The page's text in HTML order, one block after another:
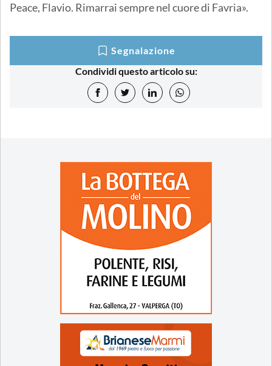
Peace, Flavio. Rimarrai sempre nel cuore di Favria».
Segnalazione
Condividi questo articolo su: